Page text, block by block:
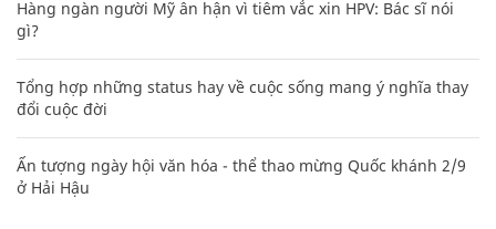
Hàng ngàn người Mỹ ân hận vì tiêm vắc xin HPV: Bác sĩ nói
gì?
Tổng hợp những status hay về cuộc sống mang ý nghĩa thay
đổi cuộc đời
Ấn tượng ngày hội văn hóa - thể thao mừng Quốc khánh 2/9
ở Hải Hậu